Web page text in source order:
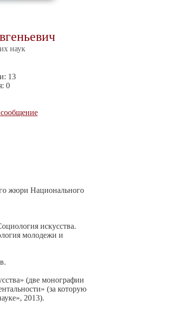
наук
13
0
жюри Национального
искусства.
молодежи и
(две монографии
(за которую
2013).